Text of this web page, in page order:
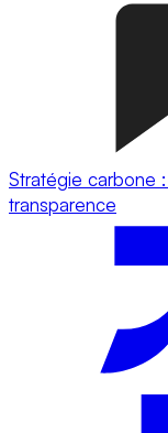
Stratégie carbone
transparence